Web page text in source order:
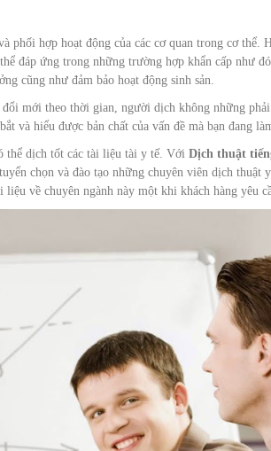
phối hợp hoạt động của các cơ quan trong cơ thể.
đáp ứng trong những trường hợp khẩn cấp như
cũng như đảm bảo hoạt động sinh sản.
mới theo thời gian, người dịch không những
và hiểu được bản chất của vấn đề mà bạn đang
thể dịch tốt các tài liệu tài y tế. Với Dịch thuật
chọn và đào tạo những chuyên viên dịch thuật
về chuyên ngành này một khi khách hàng yêu